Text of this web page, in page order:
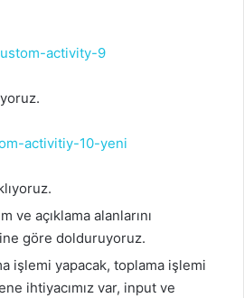
ve açıklama alanlarını
göre dolduruyoruz.
işlemi yapacak, toplama işlemi
ihtiyacımız var, input ve